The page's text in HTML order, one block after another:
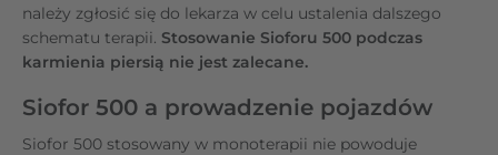
należy zgłosić się do lekarza w celu ustalenia dalszego
schematu terapii. Stosowanie Sioforu 500 podczas
karmienia piersią nie jest zalecane.
Siofor 500 a prowadzenie pojazdów
Siofor 500 stosowany w monoterapii nie powoduje